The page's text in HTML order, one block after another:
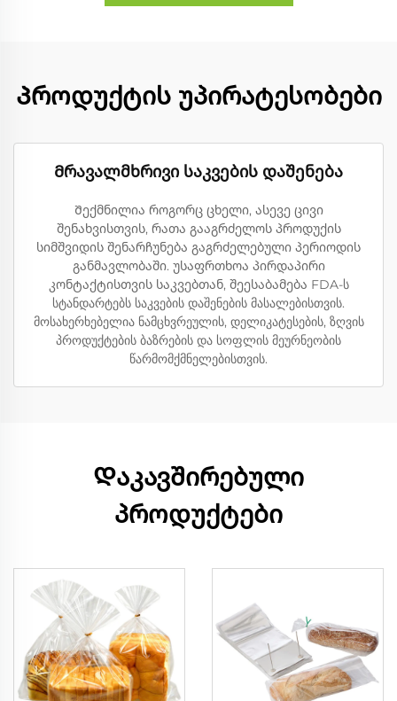
Პროდუქტის უპირატესობები
Მრავალმხრივი საკვების დაშენება
Შექმნილია როგორც ცხელი, ასევე ცივი
შენახვისთვის, რათა გააგრძელოს პროდუქის
სიმშვიდის შენარჩუნება გაგრძელებული პერიოდის
განმავლობაში. უსაფრთხოა პირდაპირი
კონტაქტისთვის საკვებთან, შეესაბამება FDA-ს
სტანდარტებს საკვების დაშენების მასალებისთვის.
მოსახერხებელია ნამცხვრეულის, დელიკატესების, ზღვის
პროდუქტების ბაზრების და სოფლის მეურნეობის
წარმომქმნელებისთვის.
Დაკავშირებული
პროდუქტები